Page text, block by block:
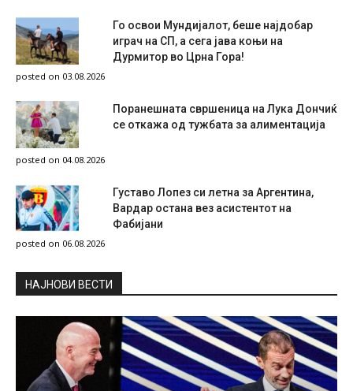
Го освои Мундијалот, беше најдобар
играч на СП, а сега јава коњи на
Дурмитор во Црна Гора!
posted on 03.08.2026
Поранешната свршеница на Лука Дончиќ
се откажа од тужбата за алиментација
posted on 04.08.2026
Густаво Лопез си летна за Аргентина,
Вардар остана вез асистентот на
Фабијани
posted on 06.08.2026
НAЈНОВИ ВЕСТИ